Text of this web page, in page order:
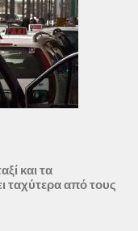
και τα
ταχύτερα από τους